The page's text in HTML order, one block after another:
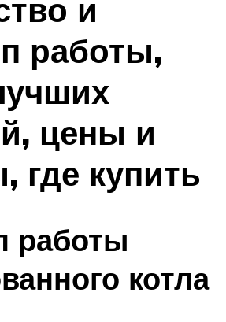
и
работы,
цены и
где купить
работы
котла